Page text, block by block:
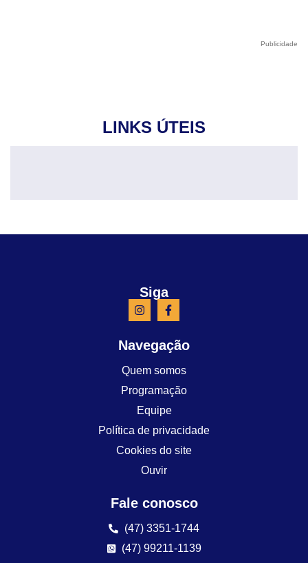
Publicidade
LINKS ÚTEIS
Siga
Navegação
Quem somos
Programação
Equipe
Política de privacidade
Cookies do site
Ouvir
Fale conosco
(47) 3351-1744
(47) 99211-1139